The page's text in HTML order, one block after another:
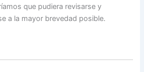
que pudiera revisarse y
a la mayor brevedad posible.